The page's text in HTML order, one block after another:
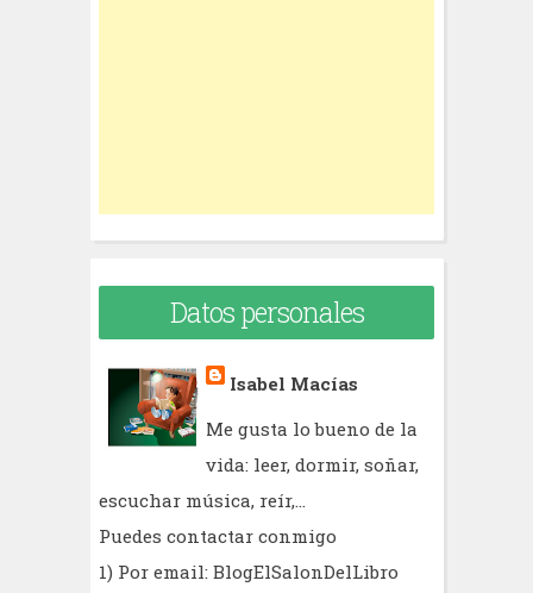
Datos personales
Isabel Macías
Me gusta lo bueno de la
vida: leer, dormir, soñar,
escuchar música, reír,...
Puedes contactar conmigo
1) Por email: BlogElSalonDelLibro